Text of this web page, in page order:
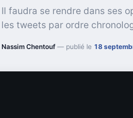
Il faudra se rendre dans ses
les tweets par ordre
Nassim Chentouf — publié le 18